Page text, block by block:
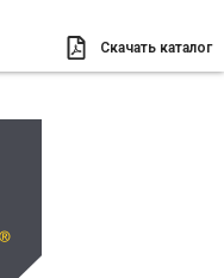
Скачать каталог